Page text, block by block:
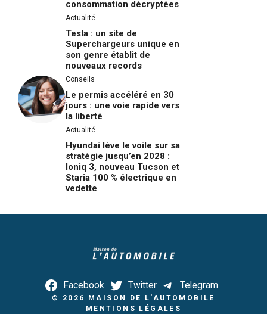
consommation décryptées
Actualité
Tesla : un site de
Superchargeurs unique en
son genre établit de
nouveaux records
Conseils
Le permis accéléré en 30
jours : une voie rapide vers
la liberté
Actualité
Hyundai lève le voile sur sa
stratégie jusqu’en 2028 :
Ioniq 3, nouveau Tucson et
Staria 100 % électrique en
vedette
Facebook Twitter Telegram
© 2026
MAISON DE L'AUTOMOBILE
MENTIONS LÉGALES